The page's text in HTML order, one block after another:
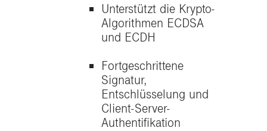
Unterstützt die Krypto-
Algorithmen ECDSA
und ECDH
Fortgeschrittene
Signatur,
Entschlüsselung und
Client-Server-
Authentifikation